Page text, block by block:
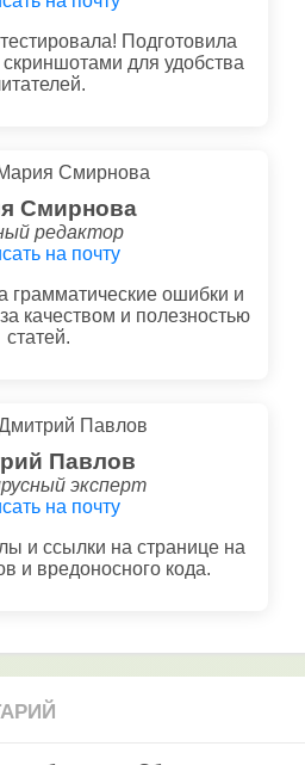
Подготовила
для удобства
Смирнова
редактор
на почту
грамматические ошибки и
качеством и полезностью
статей.
Павлов
эксперт
на почту
и ссылки на странице на
и вредоносного кода.